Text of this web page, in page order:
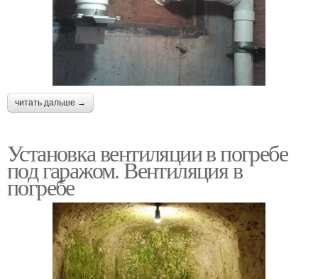
читать дальше →
Установка вентиляции в погребе
под гаражом. Вентиляция в
погребе